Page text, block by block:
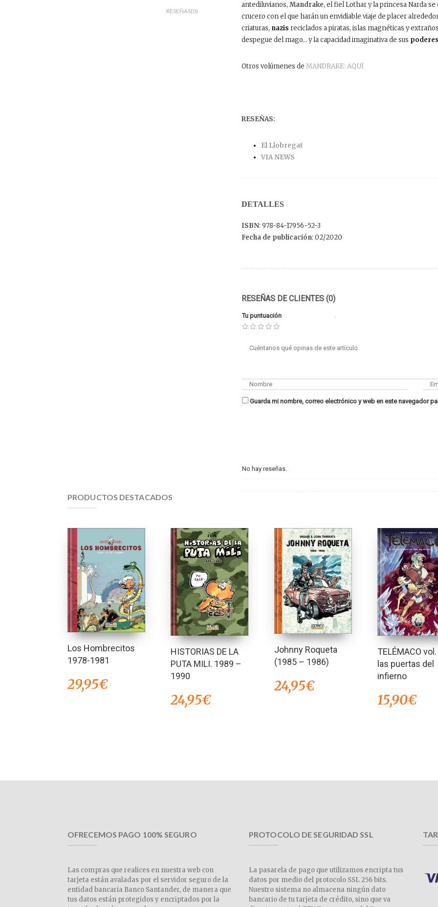
RESEÑAS(0)
antediluvianos, Mandrake, el fiel Lothar y la princesa Narda se
crucero con el que harán un envidiable viaje de placer
criaturas, nazis reciclados a piratas, islas magnéticas y
despegue del mago… y la capacidad imaginativa de sus
Otros volúmenes de MANDRAKE: AQUÍ
RESEÑAS:
El Llobregat
VIA NEWS
DETALLES
ISBN: 978-84-17956-52-3
Fecha de publicación: 02/2020
RESEÑAS DE CLIENTES (0)
Tu puntuación
Guarda mi nombre, correo electrónico y web en este navegador
No hay reseñas.
PRODUCTOS DESTACADOS
Los Hombrecitos
1978-1981
29,95€
HISTORIAS DE LA
PUTA MILI. 1989 –
1990
24,95€
Johnny Roqueta
(1985 – 1986)
24,95€
TELÉMACO
las puertas del
infierno
15,90€
OFRECEMOS PAGO 100% SEGURO
Las compras que realices en nuestra web con
tarjeta están avaladas por el servidor seguro de la
entidad bancaria Banco Santander, de manera que
tus datos están protegidos y encriptados por la
PROTOCOLO DE SEGURIDAD SSL
La pasarela de pago que utilizamos encripta tus
datos por medio del protocolo SSL 256 bits.
Nuestro sistema no almacena ningún dato
bancario de tu tarjeta de crédito, sino que va